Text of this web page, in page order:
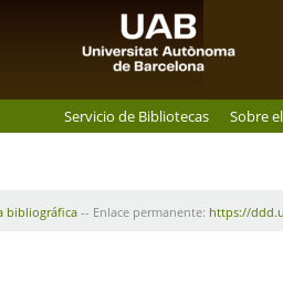
Servicio de Bibliotecas Sobre
bibliográfica-- Enlace permanente: https://